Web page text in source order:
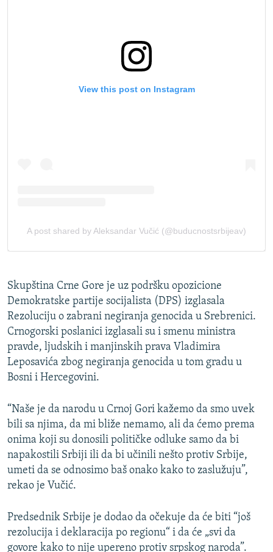
Skupština Crne Gore je uz podršku opozicione
Demokratske partije socijalista (DPS) izglasala
Rezoluciju o zabrani negiranja genocida u Srebrenici.
Crnogorski poslanici izglasali su i smenu ministra
pravde, ljudskih i manjinskih prava Vladimira
Leposavića zbog negiranja genocida u tom gradu u
Bosni i Hercegovini.
“Naše je da narodu u Crnoj Gori kažemo da smo uvek
bili sa njima, da mi bliže nemamo, ali da ćemo prema
onima koji su donosili političke odluke samo da bi
napakostili Srbiji ili da bi učinili nešto protiv Srbije,
umeti da se odnosimo baš onako kako to zaslužuju”,
rekao je Vučić.
Predsednik Srbije je dodao da očekuje da će biti “još
rezolucija i deklaracija po regionu“ i da će „svi da
govore kako to nije upereno protiv srpskog naroda”.